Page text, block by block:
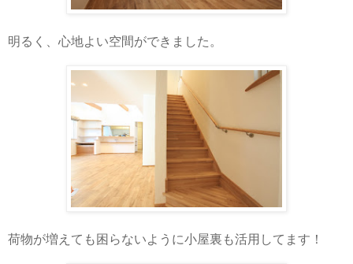
明るく、心地よい空間ができました。
荷物が増えても困らないように小屋裏も活用してます！